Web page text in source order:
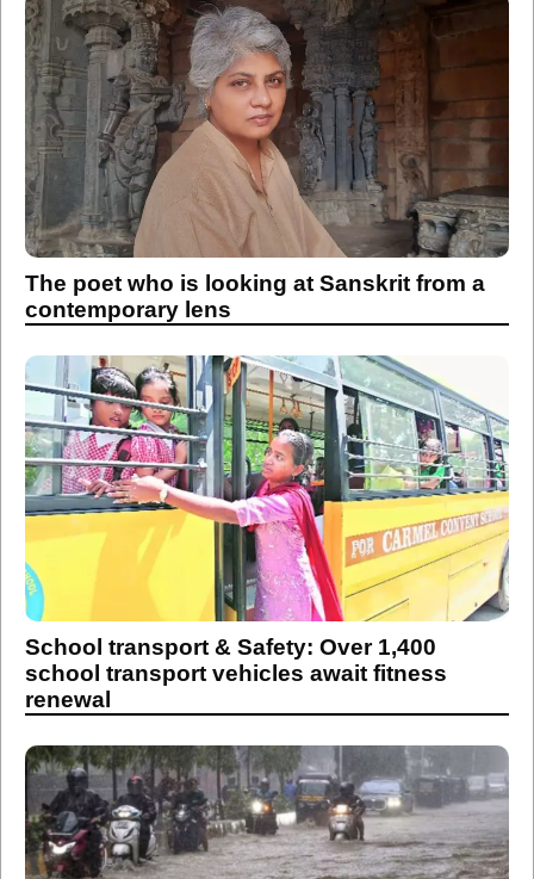
The poet who is looking at Sanskrit from a
contemporary lens
School transport & Safety: Over 1,400
school transport vehicles await fitness
renewal